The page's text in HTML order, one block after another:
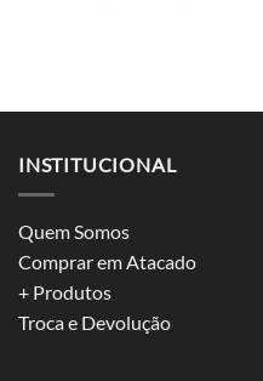
INSTITUCIONAL
Quem Somos
Comprar em Atacado
+ Produtos
Troca e Devolução